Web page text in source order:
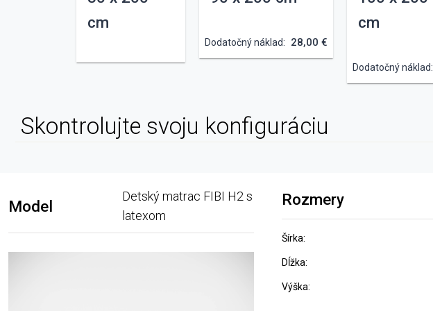
cm
Dodatočný náklad: 28,00 €
cm
Dodatočný náklad:
Skontrolujte svoju konfiguráciu
Model
Detský matrac FIBI H2 s
latexom
Rozmery
Šírka:
Dĺžka:
Výška: